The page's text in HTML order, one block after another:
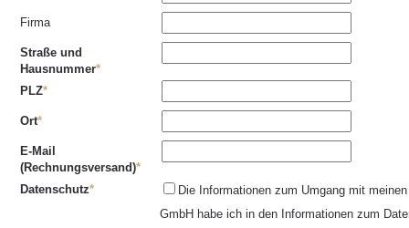
Firma
Straße und
Hausnummer
PLZ
Ort
E-Mail
(Rechnungsversand)
Datenschutz
Die Informationen zum Umgang mit
GmbH habe ich in den Informationen zum